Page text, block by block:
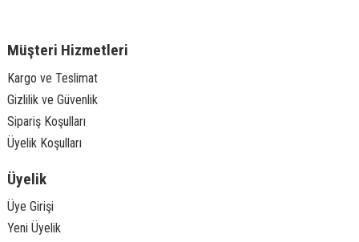
Müşteri Hizmetleri
Kargo ve Teslimat
Gizlilik ve Güvenlik
Sipariş Koşulları
Üyelik Koşulları
Üyelik
Üye Girişi
Yeni Üyelik